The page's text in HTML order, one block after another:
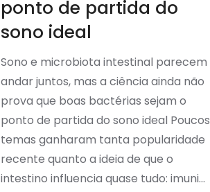
ponto de partida do
sono ideal
Sono e microbiota intestinal parecem
andar juntos, mas a ciência ainda não
prova que boas bactérias sejam o
ponto de partida do sono ideal Poucos
temas ganharam tanta popularidade
recente quanto a ideia de que o
intestino influencia quase tudo: imuni...